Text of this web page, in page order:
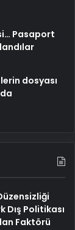
Pasaport
dosyası
Dış Politikası
Faktörü